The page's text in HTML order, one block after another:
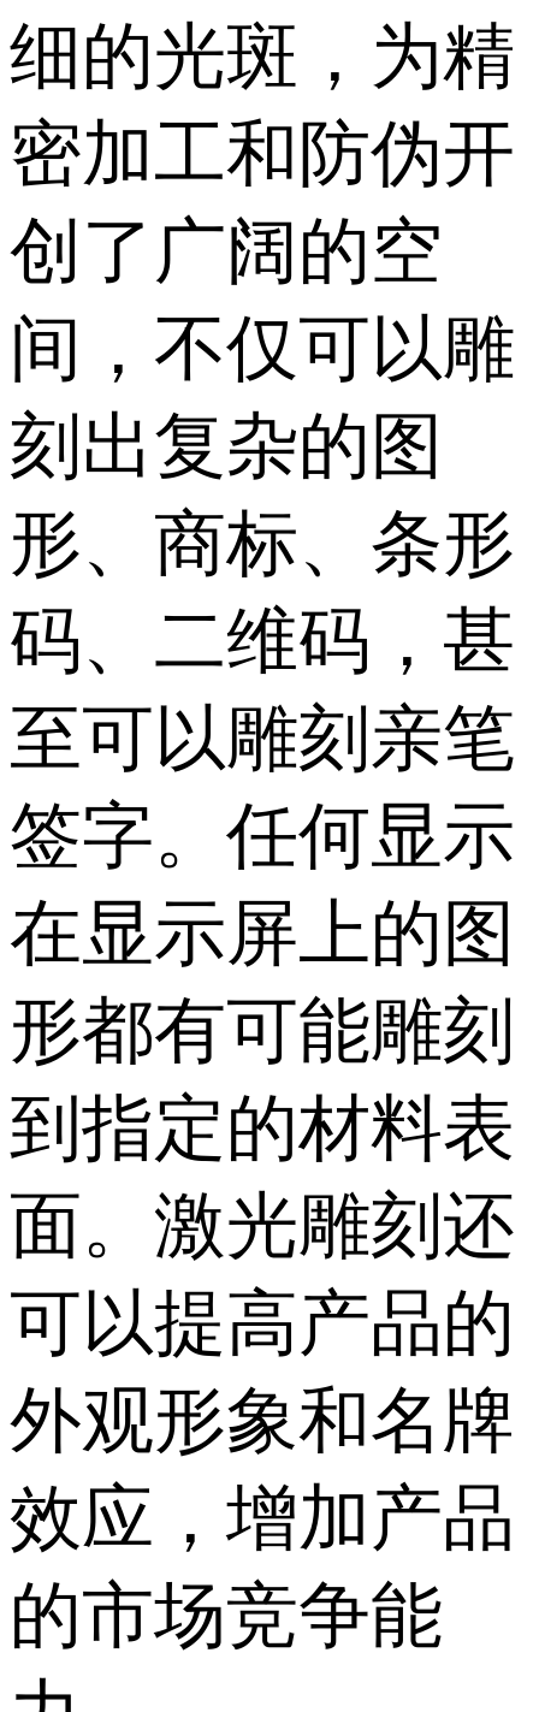
细的光斑，为精
密加工和防伪开
创了广阔的空
间，不仅可以雕
刻出复杂的图
形、商标、条形
码、二维码，甚
至可以雕刻亲笔
签字。任何显示
在显示屏上的图
形都有可能雕刻
到指定的材料表
面。激光雕刻还
可以提高产品的
外观形象和名牌
效应，增加产品
的市场竞争能